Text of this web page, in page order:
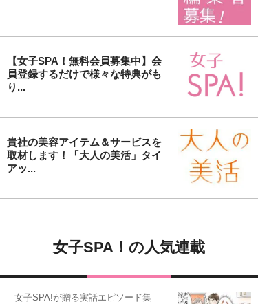
【女子SPA！無料会員募集中】会
員登録するだけで様々な特典がも
り...
貴社の美容アイテム＆サービスを
取材します！「大人の美活」タイ
アッ...
女子SPA！の人気連載
女子SPA!が贈る実話エピソード集